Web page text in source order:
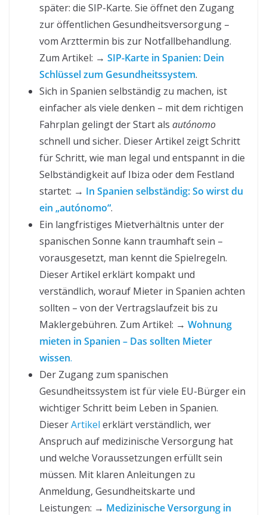
später: die SIP-Karte. Sie öffnet den Zugang
zur öffentlichen Gesundheitsversorgung –
vom Arzttermin bis zur Notfallbehandlung.
Zum Artikel: → SIP-Karte in Spanien: Dein
Schlüssel zum Gesundheitssystem.
Sich in Spanien selbständig zu machen, ist
einfacher als viele denken – mit dem richtigen
Fahrplan gelingt der Start als autónomo
schnell und sicher. Dieser Artikel zeigt Schritt
für Schritt, wie man legal und entspannt in die
Selbständigkeit auf Ibiza oder dem Festland
startet: → In Spanien selbständig: So wirst du
ein „autónomo“.
Ein langfristiges Mietverhältnis unter der
spanischen Sonne kann traumhaft sein –
vorausgesetzt, man kennt die Spielregeln.
Dieser Artikel erklärt kompakt und
verständlich, worauf Mieter in Spanien achten
sollten – von der Vertragslaufzeit bis zu
Maklergebühren. Zum Artikel: → Wohnung
mieten in Spanien – Das sollten Mieter
wissen.
Der Zugang zum spanischen
Gesundheitssystem ist für viele EU-Bürger ein
wichtiger Schritt beim Leben in Spanien.
DieserArtikel erklärt verständlich, wer
Anspruch auf medizinische Versorgung hat
und welche Voraussetzungen erfüllt sein
müssen. Mit klaren Anleitungen zu
Anmeldung, Gesundheitskarte und
Leistungen: → Medizinische Versorgung in